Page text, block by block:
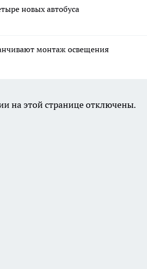
новых автобуса
монтаж освещения
на этой странице отключены.